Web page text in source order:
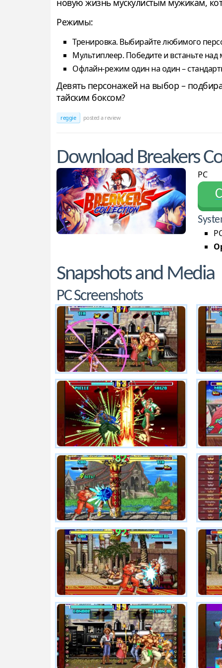
новую жизнь мускулистым мужикам,
Режимы:
Тренировка. Выбирайте любимого
Мультиплеер. Победите и встаньте над
Офлайн-режим один на один –
Девять персонажей на выбор –
тайским боксом?
reggie posted a review
Download Breakers
PC
Snapshots and Media
PC Screenshots